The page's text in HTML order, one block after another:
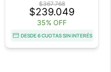
$367.768
$239.049
35% OFF
DESDE 6 CUOTAS SIN INTERÉS